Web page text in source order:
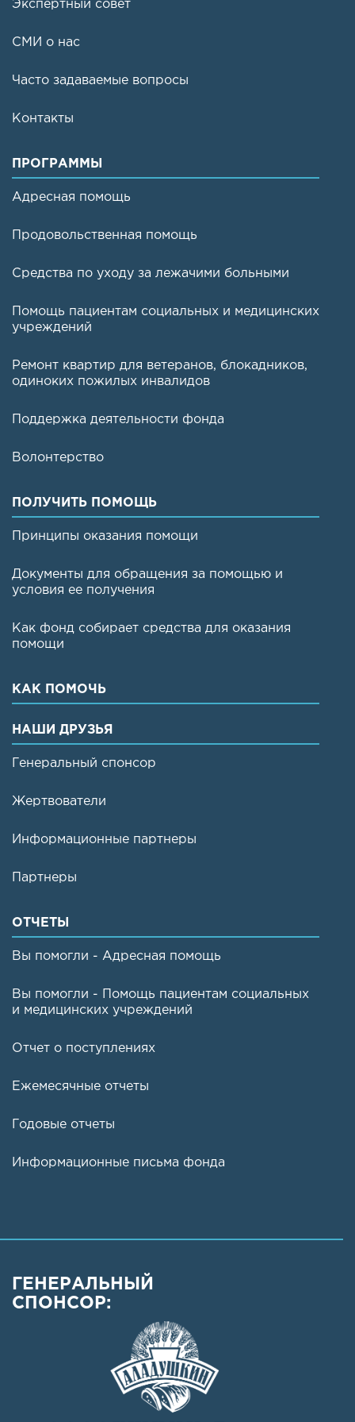
Экспертный совет
СМИ о нас
Часто задаваемые вопросы
Контакты
ПРОГРАММЫ
Адресная помощь
Продовольственная помощь
Средства по уходу за лежачими больными
Помощь пациентам социальных и медицинских
учреждений
Ремонт квартир для ветеранов, блокадников,
одиноких пожилых инвалидов
Поддержка деятельности фонда
Волонтерство
ПОЛУЧИТЬ ПОМОЩЬ
Принципы оказания помощи
Документы для обращения за помощью и
условия ее получения
Как фонд собирает средства для оказания
помощи
КАК ПОМОЧЬ
НАШИ ДРУЗЬЯ
Генеральный спонсор
Жертвователи
Информационные партнеры
Партнеры
ОТЧЕТЫ
Вы помогли - Адресная помощь
Вы помогли - Помощь пациентам социальных
и медицинских учреждений
Отчет о поступлениях
Ежемесячные отчеты
Годовые отчеты
Информационные письма фонда
ГЕНЕРАЛЬНЫЙ
СПОНСОР: